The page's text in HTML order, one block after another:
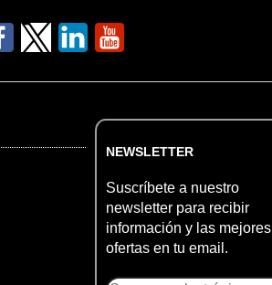
NEWSLETTER
Suscríbete a nuestro
newsletter para recibir
información y las mejores
ofertas en tu email.